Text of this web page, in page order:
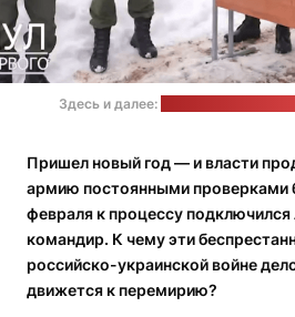
Здесь и далее:
Пришел новый год — и власти
армию постоянными проверками
февраля к процессу
командир. К чему эти
российско-украинской войне
движется к перемирию?